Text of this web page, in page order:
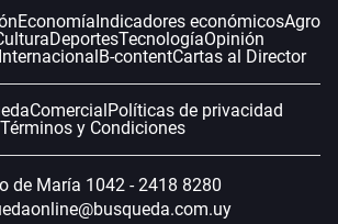
Economía Indicadores económicosAgro
DeportesTecnologíaOpinión
B-contentCartas al Director
Comercial Políticas de privacidad
Términos y Condiciones
de María 1042 - 2418 8280